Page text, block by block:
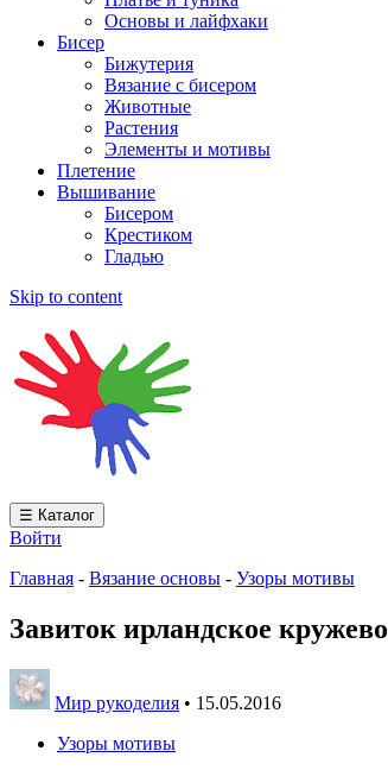
Основы и лайфхаки
Бисер
Бижутерия
Вязание с бисером
Животные
Растения
Элементы и мотивы
Плетение
Вышивание
Бисером
Крестиком
Гладью
Skip to content
☰ Каталог
Войти
Главная - Вязание основы - Узоры мотивы
Завиток ирландское кружево
Мир рукоделия • 15.05.2016
Узоры мотивы